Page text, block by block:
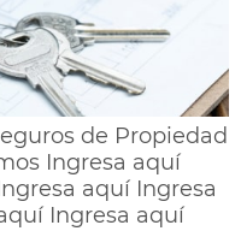
de Propiedad
Ingresa aquí
aquí Ingresa
Ingresa aquí